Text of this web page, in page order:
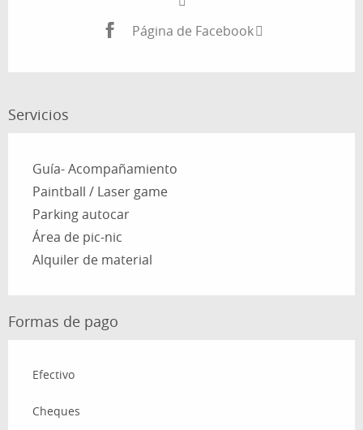
Página de Facebook
Servicios
Guía- Acompañamiento
Paintball / Laser game
Parking autocar
Área de pic-nic
Alquiler de material
Formas de pago
Efectivo
Cheques